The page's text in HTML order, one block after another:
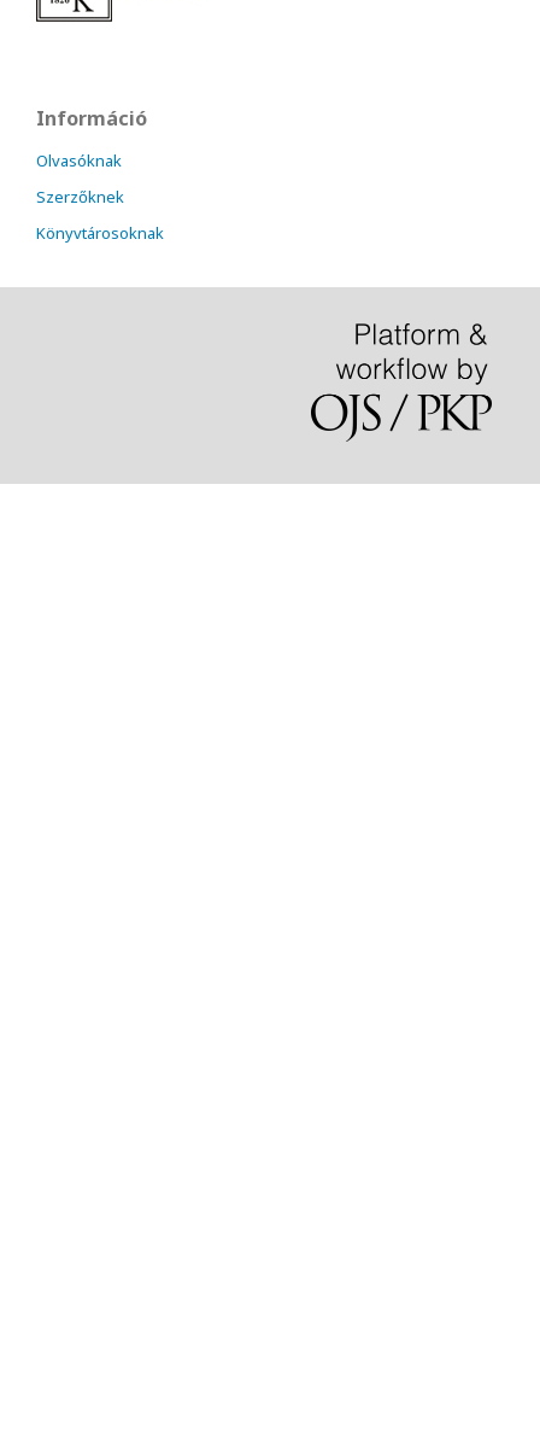
Információ
Olvasóknak
Szerzőknek
Könyvtárosoknak